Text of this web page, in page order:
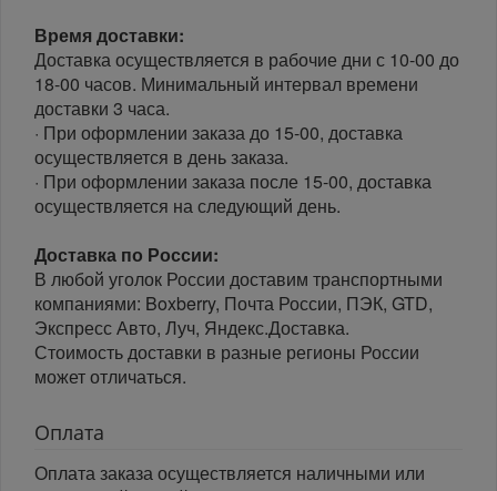
Время доставки:
Доставка осуществляется в рабочие дни с 10-00 до
18-00 часов. Минимальный интервал времени
доставки 3 часа.
· При оформлении заказа до 15-00, доставка
осуществляется в день заказа.
· При оформлении заказа после 15-00, доставка
осуществляется на следующий день.
Доставка по России:
В любой уголок России доставим транспортными
компаниями: Boxberry, Почта России, ПЭК, GTD,
Экспресс Авто, Луч, Яндекс.Доставка.
Стоимость доставки в разные регионы России
может отличаться.
Оплата
Оплата заказа осуществляется наличными или